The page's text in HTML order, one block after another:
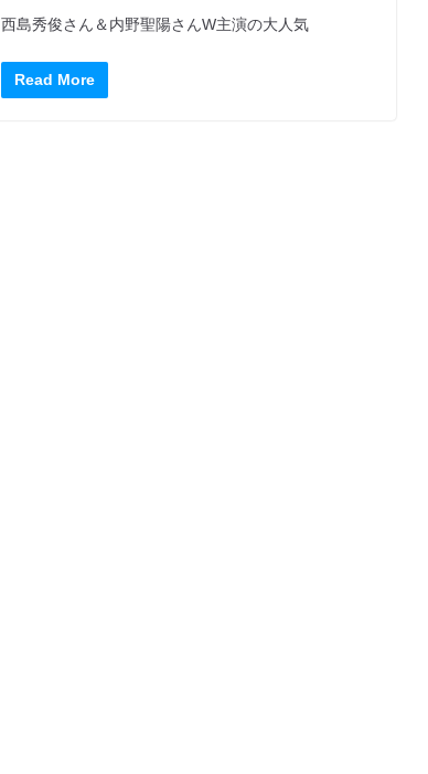
西島秀俊さん＆内野聖陽さんW主演の大人気
Read More